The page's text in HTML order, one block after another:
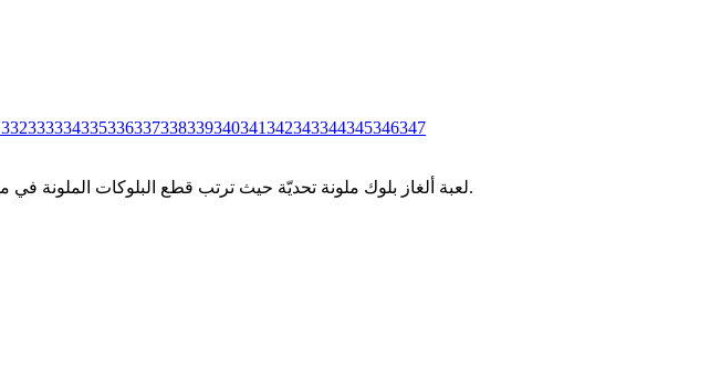
332333334335336337338339340341342343344345346347
لعبة ألغاز بلوك ملونة تحديّة حيث ترتب قطع البلوكات الملونة في مساحات محدودة. اختبر وعيك المكاني ومهارات التخطيط من خلال مستويات كولور بلوك جام المتزايدة التعقيد.